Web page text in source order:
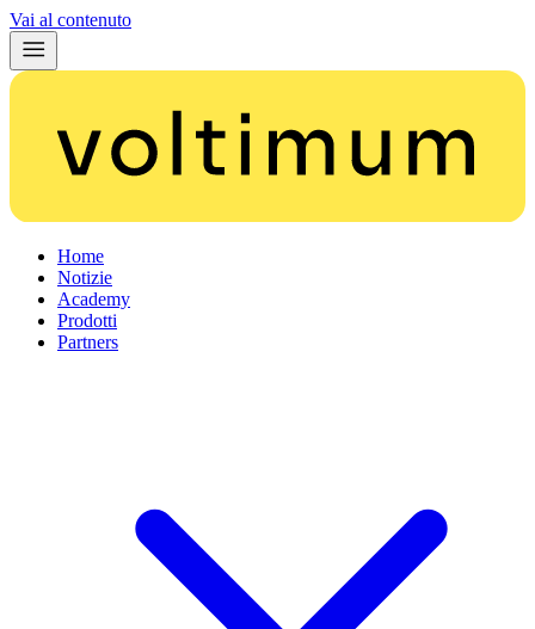
Vai al contenuto
Home
Notizie
Academy
Prodotti
Partners